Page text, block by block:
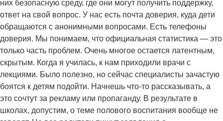
них безопасную среду, где они могут получить поддержку,
ответ на свой вопрос. У нас есть почта доверия, куда дети
обращаются с анонимными вопросами. Есть телефоны
доверия. Мы понимаем, что официальная статистика — это
только часть проблем. Очень многое остается латентным,
скрытым. Когда я училась, к нам приходили врачи с
лекциями. Было полезно, но сейчас специалисты зачастую
боятся к детям подойти. Начнешь что-то рассказывать, а
это сочтут за рекламу или пропаганду. В результате в
школах, допустим, о теме полового воспитания вообще не